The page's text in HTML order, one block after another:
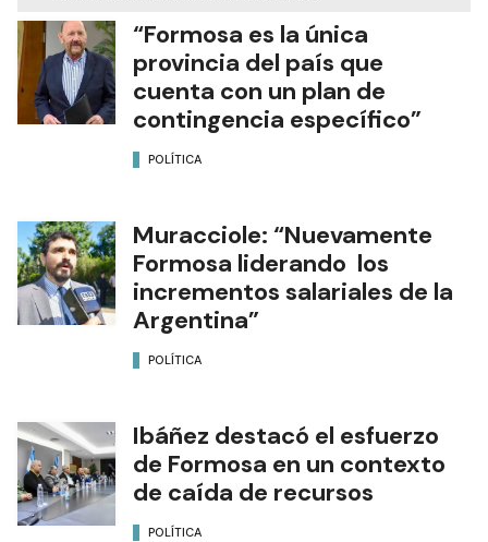
“Formosa es la única
provincia del país que
cuenta con un plan de
contingencia específico”
POLÍTICA
Muracciole: “Nuevamente
Formosa liderando los
incrementos salariales de la
Argentina”
POLÍTICA
Ibáñez destacó el esfuerzo
de Formosa en un contexto
de caída de recursos
POLÍTICA